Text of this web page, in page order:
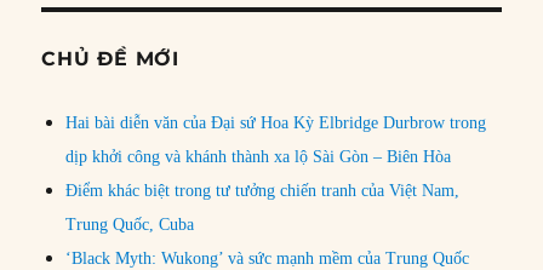
CHỦ ĐỀ MỚI
Hai bài diễn văn của Đại sứ Hoa Kỳ Elbridge Durbrow trong
dịp khởi công và khánh thành xa lộ Sài Gòn – Biên Hòa
Điểm khác biệt trong tư tưởng chiến tranh của Việt Nam,
Trung Quốc, Cuba
‘Black Myth: Wukong’ và sức mạnh mềm của Trung Quốc